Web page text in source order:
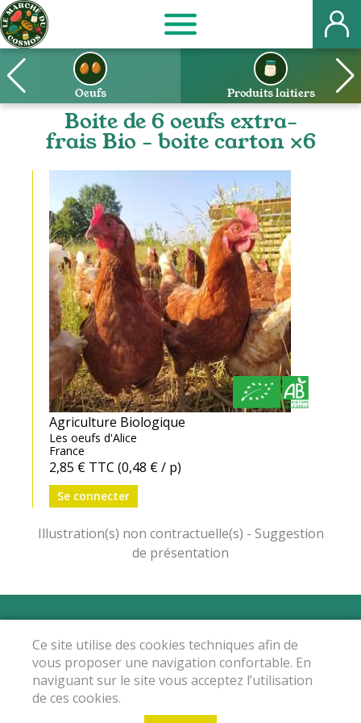
Marché
Cosmos
GAEC
Oeufs Produits laitiers
Boite de 6 oeufs extra-
frais Bio - boite carton ×6
Agriculture Biologique
Les oeufs d'Alice
France
2,85 € TTC (0,48 € / p)
Se connecter
Protection des données personnelles
© Copyright 2025 - Le marché du Cosmos - Tous droits
réservés - Conception :Sarl Dynapse
Ce site utilise des cookies techniques afin de
vous proposer une navigation confortable. En
naviguant sur le site vous acceptez l’utilisation
de ces cookies.